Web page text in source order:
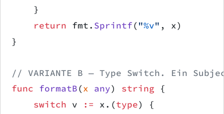
    }
    return
fmt. Sprintf( "%v" , x)
}
// VARIANTE B — Type Switch. Ein
func formatB(x any) string {
    switch
v := x.(type) {